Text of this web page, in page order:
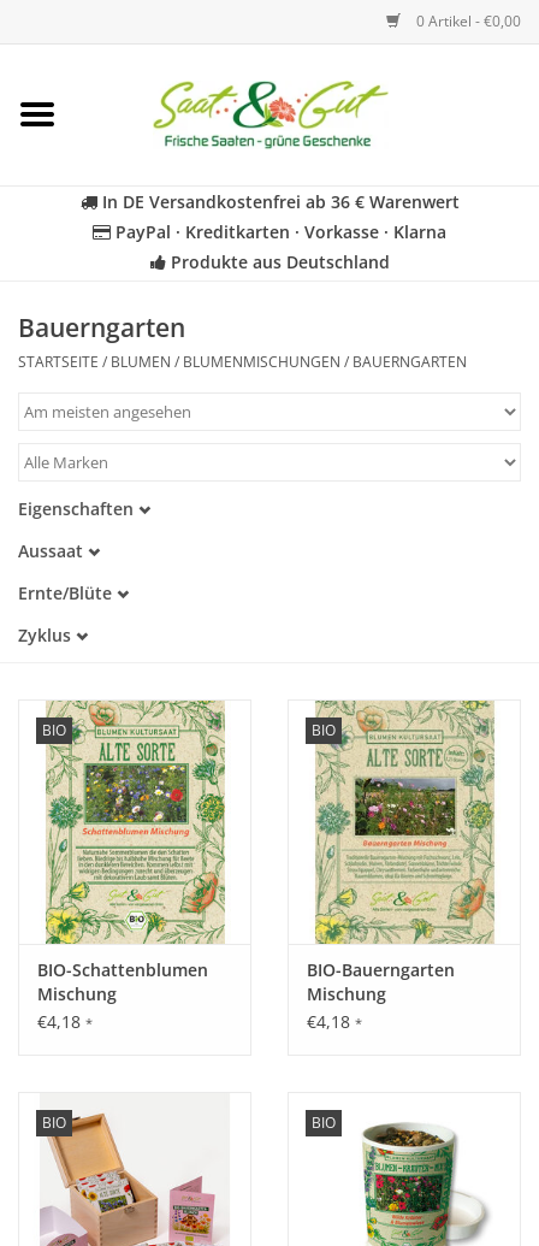
0 Artikel - €0,00
Startseite
Kräuter
Für Kinder
Geschenkideen
Katalog
In DE Versandkostenfrei ab 36 € Warenwert
PayPal · Kreditkarten · Vorkasse · Klarna
Produkte aus Deutschland
Bauerngarten
STARTSEITE / BLUMEN / BLUMENMISCHUNGEN / BAUERNGARTEN
Eigenschaften
Alte Sorte
Warmkeimer
Lichtkeimer
Aussaat
Februar
März
Juni
Juli
August
September
Oktober
Ernte/Blüte
April
Juni
Juli
August
September
Oktober
November
Dezember
Zyklus
BIO
BIO-Schattenblumen
Mischung
€4,18 *
BIO
BIO-Bauerngarten
Mischung
€4,18 *
BIO BIO